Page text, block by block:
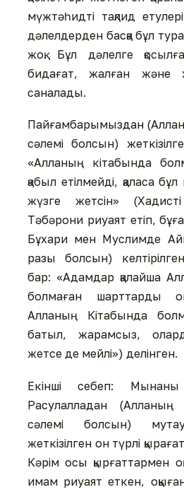
мүжтәһидті тақлид
дәлелдерден басқа бұл
жоқ. Бұл дәлелге
бидағат, жалған және
саналады.
Пайғамбарымыздан
сәлемі болсын)
«Алланың кітабында
қабыл етілмейді, қаласа
жүзге жетсін»
Тәбәрони риуаят етіп,
Бұхари мен Муслимде
разы болсын)
бар: «Адамдар қалайша
болмаған шарттарды
Алланың Кітабында
батыл, жарамсыз,
жетсе де мейлі») делінген.
Екінші себеп: Мынаны
Расулалладан (Алланың
сәлемі болсын)
жеткізілген он түрлі
Кәрім осы қырғаттармен
имам риуаят еткен,